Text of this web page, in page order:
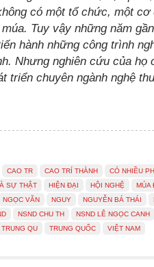
có một tổ chức, một cơ
Tuy vậy những năm
hành những công trình
Nhưng nghiên cứu của họ
triển chuyên ngành nghệ
CAO TR CAO TRÍ THÀNH
CÓ NHIỀU
SỰ THẬT HIỆN ĐẠI HỘI NGHỆ
MÚA
NGỌC VĂN NGUY NGUYỄN BÁ THÁI
NSND CHU TH
NSND LÊ NGỌC CANH
TRUNG QU TRUNG QUỐC VIỆT NAM